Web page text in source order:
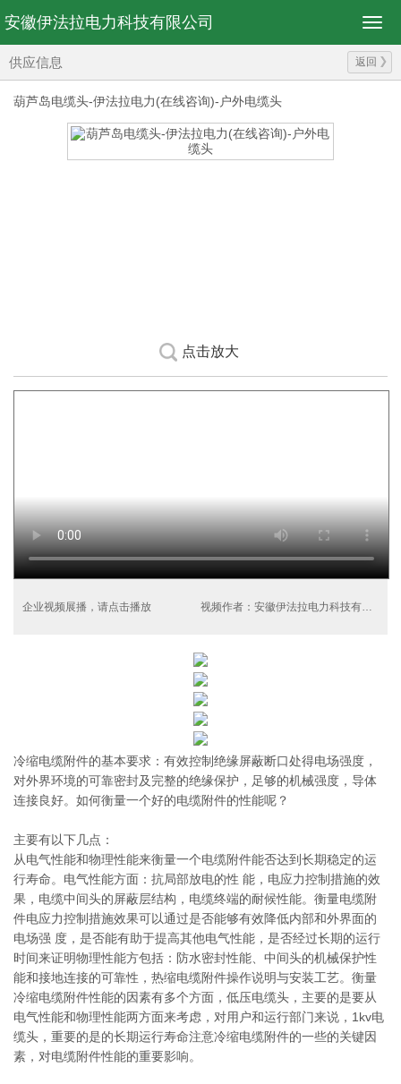
安徽伊法拉电力科技有限公司
供应信息 返回
葫芦岛电缆头-伊法拉电力(在线咨询)-户外电缆头
点击放大
企业视频展播，请点击播放 视频作者：安徽伊法拉电力科技有限公司
冷缩电缆附件的基本要求：有效控制绝缘屏蔽断口处得电场强度，
对外界环境的可靠密封及完整的绝缘保护，足够的机械强度，导体
连接良好。如何衡量一个好的电缆附件的性能呢？
主要有以下几点：
从电气性能和物理性能来衡量一个电缆附件能否达到长期稳定的运
行寿命。电气性能方面：抗局部放电的性 能，电应力控制措施的效
果，电缆中间头的屏蔽层结构，电缆终端的耐候性能。衡量电缆附
件电应力控制措施效果可以通过是否能够有效降低内部和外界面的
电场强 度，是否能有助于提高其他电气性能，是否经过长期的运行
时间来证明物理性能方包括：防水密封性能、中间头的机械保护性
能和接地连接的可靠性，热缩电缆附件操作说明与安装工艺。衡量
冷缩电缆附件性能的因素有多个方面，低压电缆头，主要的是要从
电气性能和物理性能两方面来考虑，对用户和运行部门来说，1kv电
缆头，重要的是的长期运行寿命注意冷缩电缆附件的一些的关键因
素，对电缆附件性能的重要影响。